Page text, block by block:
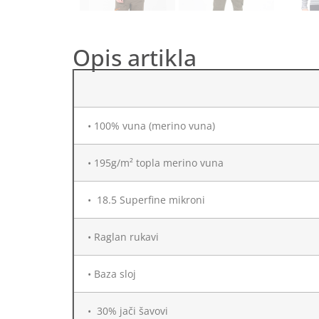
Opis artikla
• 100% vuna (merino vuna)
• 195g/m² topla merino vuna
• 18.5 Superfine mikroni
• Raglan rukavi
• Baza sloj
• 30% jači šavovi